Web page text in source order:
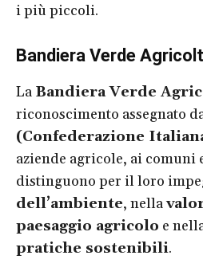
i più piccoli.
Bandiera Verde
La Bandiera Verde
riconoscimento assegnato
(Confederazione
aziende agricole, ai comuni
distinguono per il loro
dell’ambiente, nella
paesaggio agricolo e
pratiche sostenibili.